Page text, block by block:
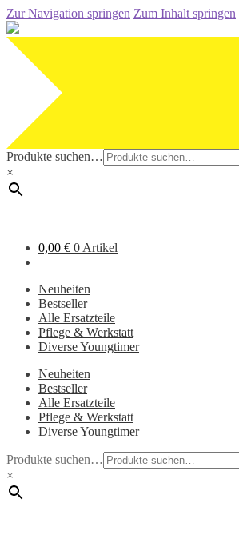
Zur Navigation springen Zum Inhalt springen
Produkte suchen…
×
0,00 € 0 Artikel
Neuheiten
Bestseller
Alle Ersatzteile
Pflege & Werkstatt
Diverse Youngtimer
Neuheiten
Bestseller
Alle Ersatzteile
Pflege & Werkstatt
Diverse Youngtimer
Produkte suchen…
×